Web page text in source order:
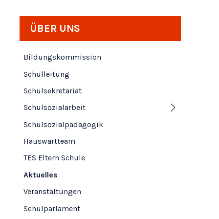
Subnavigation
ÜBER UNS
Bildungskommission
Schulleitung
Schulsekretariat
Schulsozialarbeit
Schulsozialpädagogik
Hauswartteam
TES Eltern Schule
Aktuelles
Veranstaltungen
Schulparlament